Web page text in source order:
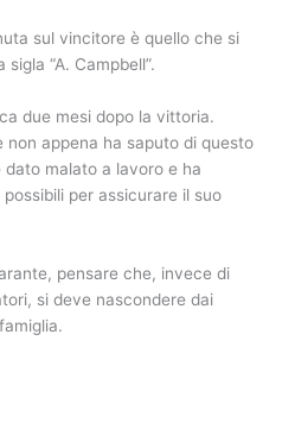
sul vincitore è quello che si
“A. Campbell”.
due mesi dopo la vittoria.
non appena ha saputo di questo
malato a lavoro e ha
per assicurare il suo
pensare che, invece di
si deve nascondere dai